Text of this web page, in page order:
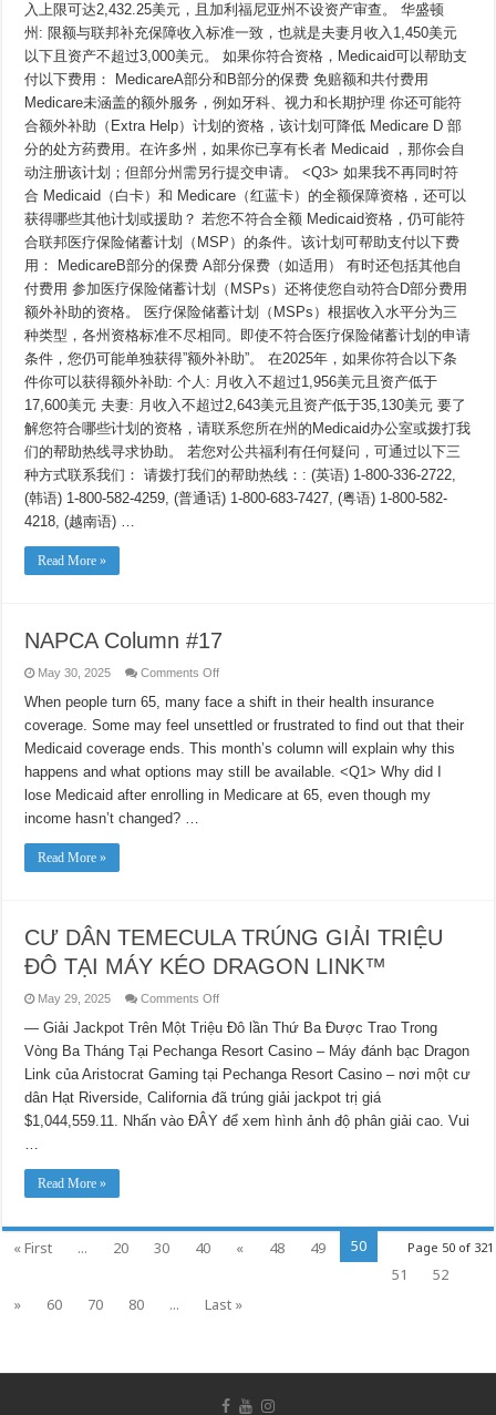
入上限可达2,432.25美元，且加利福尼亚州不设资产审查。 华盛顿
州: 限额与联邦补充保障收入标准一致，也就是夫妻月收入1,450美元
以下且资产不超过3,000美元。 如果你符合资格，Medicaid可以帮助支
付以下费用： MedicareA部分和B部分的保费 免赔额和共付费用
Medicare未涵盖的额外服务，例如牙科、视力和长期护理 你还可能符
合额外补助（Extra Help）计划的资格，该计划可降低 Medicare D 部
分的处方药费用。在许多州，如果你已享有长者 Medicaid ，那你会自
动注册该计划；但部分州需另行提交申请。 <Q3> 如果我不再同时符
合 Medicaid（白卡）和 Medicare（红蓝卡）的全额保障资格，还可以
获得哪些其他计划或援助？ 若您不符合全额 Medicaid资格，仍可能符
合联邦医疗保险储蓄计划（MSP）的条件。该计划可帮助支付以下费
用： MedicareB部分的保费 A部分保费（如适用） 有时还包括其他自
付费用 参加医疗保险储蓄计划（MSPs）还将使您自动符合D部分费用
额外补助的资格。 医疗保险储蓄计划（MSPs）根据收入水平分为三
种类型，各州资格标准不尽相同。即使不符合医疗保险储蓄计划的申请
条件，您仍可能单独获得”额外补助”。 在2025年，如果你符合以下条
件你可以获得额外补助: 个人: 月收入不超过1,956美元且资产低于
17,600美元 夫妻: 月收入不超过2,643美元且资产低于35,130美元 要了
解您符合哪些计划的资格，请联系您所在州的Medicaid办公室或拨打我
们的帮助热线寻求协助。 若您对公共福利有任何疑问，可通过以下三
种方式联系我们： 请拨打我们的帮助热线：: (英语) 1-800-336-2722,
(韩语) 1-800-582-4259, (普通话) 1-800-683-7427, (粤语) 1-800-582-
4218, (越南语) …
Read More »
NAPCA Column #17
May 30, 2025 Comments Offon
Column
#17
When people turn 65, many face a shift in their health insurance
coverage. Some may feel unsettled or frustrated to find out that their
Medicaid coverage ends. This month’s column will explain why this
happens and what options may still be available. <Q1> Why did I
lose Medicaid after enrolling in Medicare at 65, even though my
income hasn’t changed? …
Read More »
CƯ DÂN TEMECULA TRÚNG GIẢI TRIỆU
ĐÔ TẠI MÁY KÉO DRAGON LINK™
May 29, 2025 Comments Offon
DÂN
TEMECULA
TRÚNG
TRIỆU
ĐÔ
TẠI
MÁY
KÉO
— Giải Jackpot Trên Một Triệu Đô lần Thứ Ba Được Trao Trong
Vòng Ba Tháng Tại Pechanga Resort Casino – Máy đánh bạc Dragon
Link của Aristocrat Gaming tại Pechanga Resort Casino – nơi một cư
dân Hạt Riverside, California đã trúng giải jackpot trị giá
$1,044,559.11. Nhấn vào ĐÂY để xem hình ảnh độ phân giải cao. Vui
…
Read More »
Page 50 of 321
« First ... 20 30 40 « 48 49
50
51
52
»
60 70 80 ... Last »